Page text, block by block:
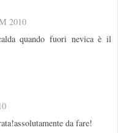
2010
quando fuori nevica è il
da fare!